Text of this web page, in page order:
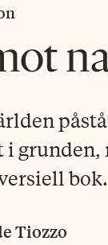
bok.
Tiozzo